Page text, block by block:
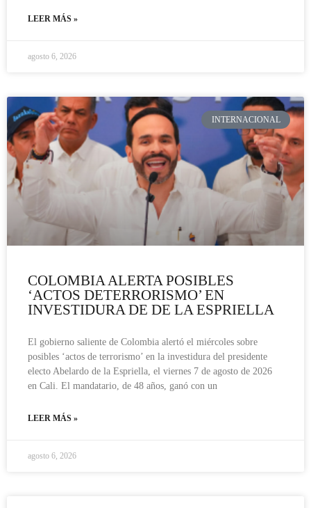
LEER MÁS »
agosto 6, 2026
INTERNACIONAL
COLOMBIA ALERTA POSIBLES
‘ACTOS DETERRORISMO’ EN
INVESTIDURA DE DE LA ESPRIELLA
El gobierno saliente de Colombia alertó el miércoles sobre
posibles ‘actos de terrorismo’ en la investidura del presidente
electo Abelardo de la Espriella, el viernes 7 de agosto de 2026
en Cali. El mandatario, de 48 años, ganó con un
LEER MÁS »
agosto 6, 2026